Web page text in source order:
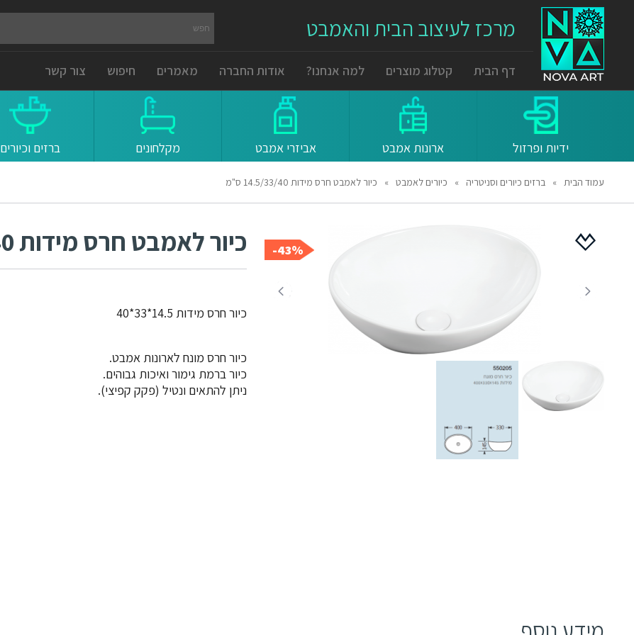
מרכז לעיצוב הבית והאמבט
דף הבית קטלוג מוצרים למה אנחנו? אודות החברה מאמרים חיפוש צור קשר
ידיות ופרזול ארונות אמבט אביזרי אמבט מקלחונים ברזים וכיורים
עמוד הבית » ברזים כיורים וסניטריה » כיורים לאמבט » כיור לאמבט חרס מידות 14.5/33/40 ס"מ
43%- כיור לאמבט חרס מידות 14.5/33/40 ס"מ
כיור חרס מידות 14.5*33*40
כיור חרס מונח לארונות אמבט.
כיור ברמת גימור ואיכות גבוהים.
ניתן להתאים ונטיל (פקק קפיצי).